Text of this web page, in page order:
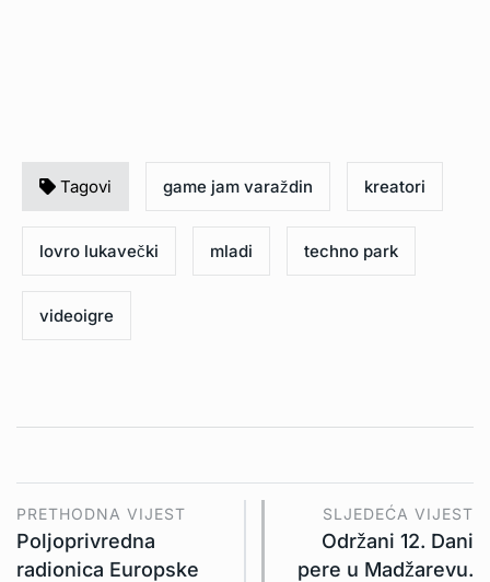
Tagovi game jam varaždin kreatori
lovro lukavečki mladi techno park
videoigre
PRETHODNA VIJEST
Poljoprivredna
radionica Europske
SLJEDEĆA VIJEST
Održani 12. Dani
pere u Madžarevu.